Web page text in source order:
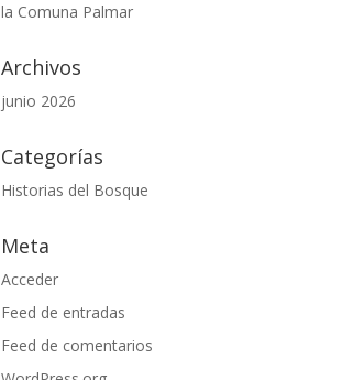
la Comuna Palmar
Archivos
junio 2026
Categorías
Historias del Bosque
Meta
Acceder
Feed de entradas
Feed de comentarios